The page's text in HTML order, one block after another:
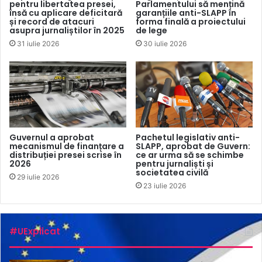
pentru libertatea presei,
însă cu aplicare deficitară
și record de atacuri
asupra jurnaliștilor în 2025
31 iulie 2026
Parlamentului să mențină
garanțiile anti-SLAPP în
forma finală a proiectului
de lege
30 iulie 2026
Guvernul a aprobat
mecanismul de finanțare a
distribuției presei scrise în
2026
29 iulie 2026
Pachetul legislativ anti-
SLAPP, aprobat de Guvern:
ce ar urma să se schimbe
pentru jurnaliști și
societatea civilă
23 iulie 2026
#UExplicat